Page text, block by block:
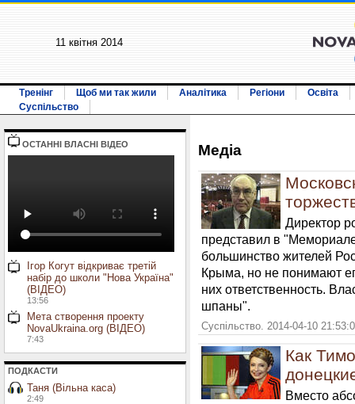
11 квiтня 2014
Тренінг Щоб ми так жили Аналітика Регіони
Освіта
Суспільство
ОСТАННI ВЛАСНI ВIДЕО
Ігор Когут відкриває третій
набір до школи "Нова Україна"
(ВІДЕО)
13:56
Мета створення проекту
NovaUkraina.org (ВІДЕО)
7:43
ПОДКАСТИ
Таня (Вільна каса)
2:49
Медiа
Директор
представил в
большинство жителей
Крыма, но не понимают
них ответственность.
шпаны".
Суспільство. 2014-04-10
Как
Вместо